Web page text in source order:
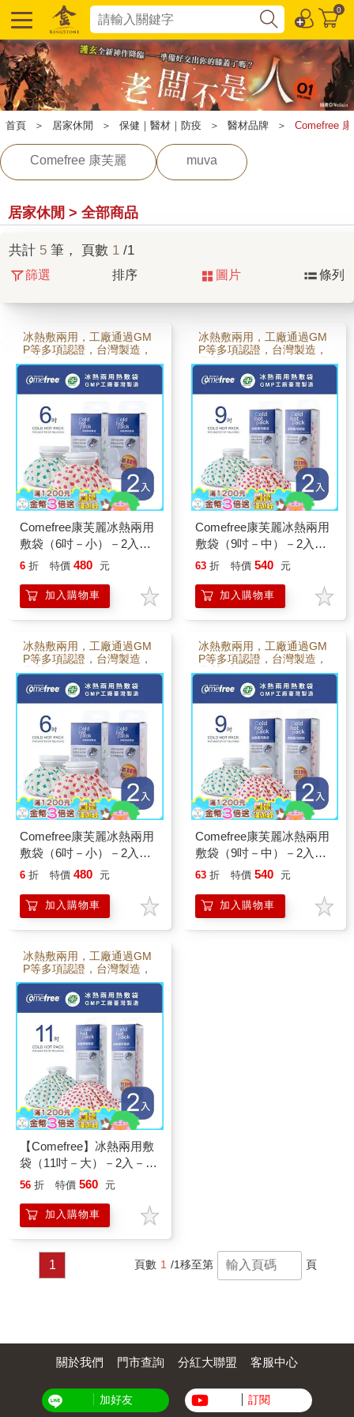
0
首頁 ＞ 居家休閒 ＞ 保健｜醫材｜防疫 ＞ 醫材品牌 ＞ Comefree
Comefree 康芙麗 muva
居家休閒 > 全部商品
共計 5 筆， 頁數 1 /1
篩選 排序 圖片 條列
冰熱敷兩用，工廠通過GM
P等多項認證，台灣製造，
品質保證
Comefree康芙麗冰熱兩用
敷袋（6吋－小）－2入－
（幸運草＋紅櫻花）
6 折 特價 480 元
加入購物車
冰熱敷兩用，工廠通過GM
P等多項認證，台灣製造，
品質保證
Comefree康芙麗冰熱兩用
敷袋（9吋－中）－2入－
（幸運草＋紅櫻花）
63 折 特價 540 元
加入購物車
冰熱敷兩用，工廠通過GM
P等多項認證，台灣製造，
品質保證
Comefree康芙麗冰熱兩用
敷袋（6吋－小）－2入－
幸運草
6 折 特價 480 元
加入購物車
冰熱敷兩用，工廠通過GM
P等多項認證，台灣製造，
品質保證
Comefree康芙麗冰熱兩用
敷袋（9吋－中）－2入－
幸運草
63 折 特價 540 元
加入購物車
冰熱敷兩用，工廠通過GM
P等多項認證，台灣製造，
品質保證
【Comefree】冰熱兩用敷
袋（11吋－大）－2入－紅
櫻花
56 折 特價 560 元
加入購物車
1 頁數 1 /1移至第 頁
關於我們 門市查詢 分紅大聯盟 客服中心
加好友 訂閱